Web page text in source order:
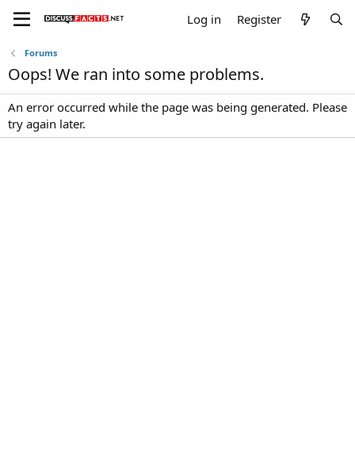
Log in Register
Forums
Oops! We ran into some problems.
An error occurred while the page was being generated. Please
try again later.